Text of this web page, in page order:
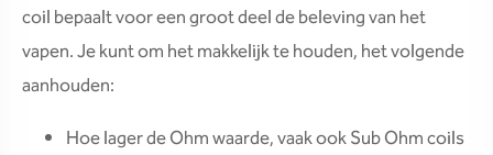
coil bepaalt voor een groot deel de beleving van het
vapen. Je kunt om het makkelijk te houden, het volgende
aanhouden:
Hoe lager de Ohm waarde, vaak ook Sub Ohm coils